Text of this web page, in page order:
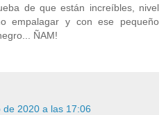
de que están increíbles, nivel
empalagar y con ese pequeño
ÑAM!
de 2020 a las 17:06